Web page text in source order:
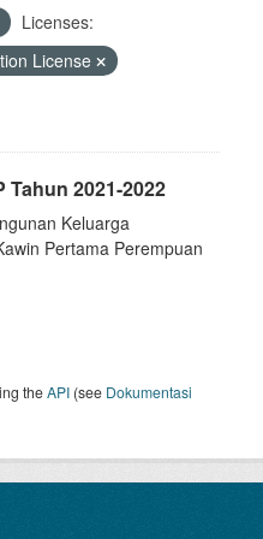
Licenses:
License
Tahun 2021-2022
Keluarga
Pertama Perempuan
theAPI (see Dokumentasi